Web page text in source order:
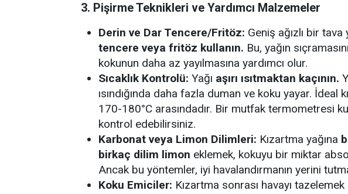
3. Pişirme Teknikleri ve Yardımcı Malzemeler
Derin ve Dar Tencere/Fritöz: Geniş ağızlı bir tava
tencere veya fritöz kullanın. Bu, yağın
kokunun daha az yayılmasına yardımcı olur.
Sıcaklık Kontrolü: Yağı aşırı ısıtmaktan kaçının.
ısındığında daha fazla duman ve koku yayar. İdeal
170-180°C arasındadır. Bir mutfak termometresi
kontrol edebilirsiniz.
Karbonat veya Limon Dilimleri: Kızartma yağına
birkaç dilim limon eklemek, kokuyu bir miktar
Ancak bu yöntemler, iyi havalandırmanın yerini
Koku Emiciler: Kızartma sonrası havayı tazelemek